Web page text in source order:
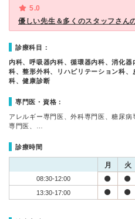
5.0
優しい先生＆多くのスタッフさん
診療科目：
内科、呼吸器内科、循環器内科、消化
科、整形外科、リハビリテーション科
科、健康診断
専門医・資格：
アレルギー専門医、外科専門医、糖尿
専門医、…
診療時間
月 火
08:30-12:00
13:30-17:00